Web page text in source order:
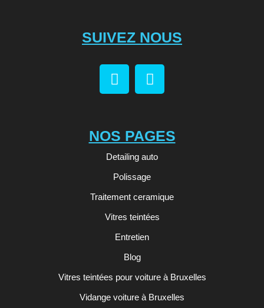
SUIVEZ NOUS
NOS PAGES
Detailing auto
Polissage
Traitement ceramique
Vitres teintées
Entretien
Blog
Vitres teintées pour voiture à Bruxelles
Vidange voiture à Bruxelles